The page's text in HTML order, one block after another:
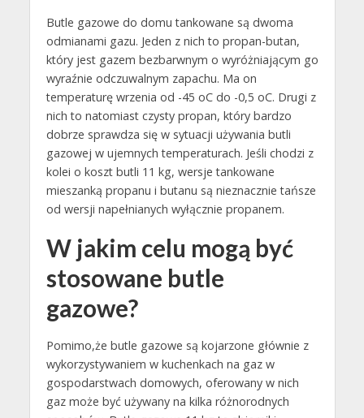
Butle gazowe do domu tankowane są dwoma
odmianami gazu. Jeden z nich to propan-butan,
który jest gazem bezbarwnym o wyróżniającym go
wyraźnie odczuwalnym zapachu. Ma on
temperaturę wrzenia od -45 oC do -0,5 oC. Drugi z
nich to natomiast czysty propan, który bardzo
dobrze sprawdza się w sytuacji używania butli
gazowej w ujemnych temperaturach. Jeśli chodzi z
kolei o koszt butli 11 kg, wersje tankowane
mieszanką propanu i butanu są nieznacznie tańsze
od wersji napełnianych wyłącznie propanem.
W jakim celu mogą być
stosowane butle
gazowe?
Pomimo,że butle gazowe są kojarzone głównie z
wykorzystywaniem w kuchenkach na gaz w
gospodarstwach domowych, oferowany w nich
gaz może być używany na kilka różnorodnych